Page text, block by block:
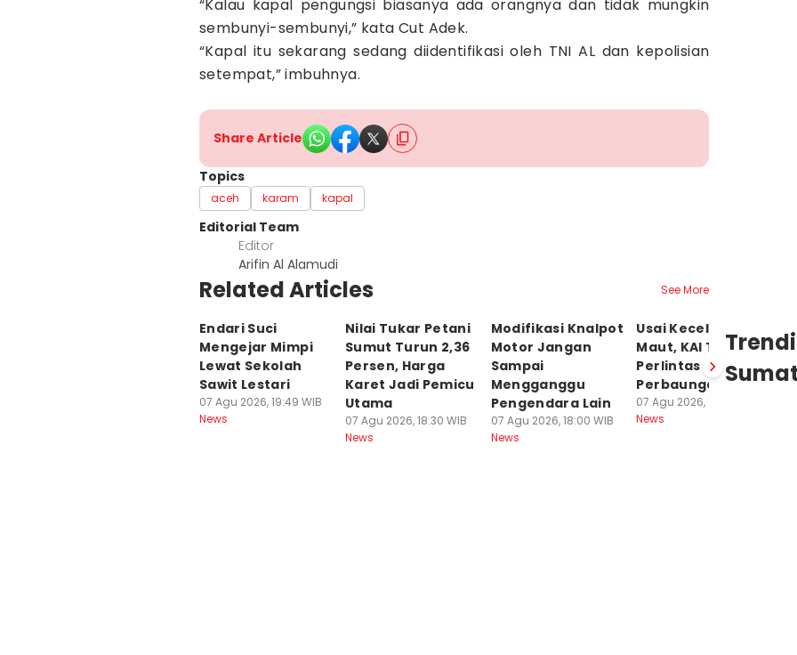
“Kalau kapal pengungsi biasanya ada orangnya dan tidak mungkin
sembunyi-sembunyi,” kata Cut Adek.
“Kapal itu sekarang sedang diidentifikasi oleh TNI AL dan kepolisian
setempat,” imbuhnya.
Share Article
Topics
aceh karam kapal
Editorial Team
Editor
Arifin Al Alamudi
Related Articles See More
Endari Suci
Mengejar Mimpi
Lewat Sekolah
Sawit Lestari
07 Agu 2026, 19:49 WIB
News
Nilai Tukar Petani
Sumut Turun 2,36
Persen, Harga
Karet Jadi Pemicu
Utama
07 Agu 2026, 18:30 WIB
News
Modifikasi Knalpot
Motor Jangan
Sampai
Mengganggu
Pengendara Lain
07 Agu 2026, 18:00 WIB
News
Usai Kecelakaan
Maut, KAI Tutup
Perlintasan Liar di
Perbaungan
07 Agu 2026, 17:30 WIB
News